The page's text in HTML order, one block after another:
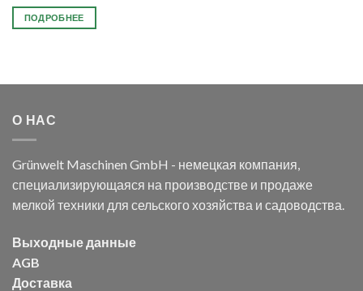
ПОДРОБНЕЕ
О НАС
Grünwelt Maschinen GmbH - немецкая компания,
специализирующаяся на производстве и продаже
мелкой техники для сельского хозяйства и садоводства.
Выходные данные
AGB
Доставка